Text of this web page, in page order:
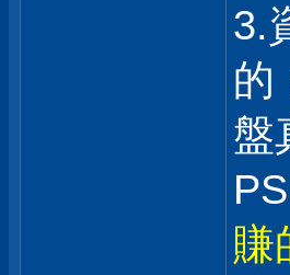
3.
的
盤
PS
賺